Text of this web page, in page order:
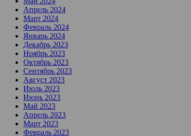
Апрель 2024
Март 2024
Февраль 2024
Январь 2024
Декабрь 2023
Ноябрь 2023
Октябрь 2023
Сентябрь 2023
Август 2023
Июль 2023
Июнь 2023
Май 2023
Апрель 2023
Март 2023
Февраль 2023